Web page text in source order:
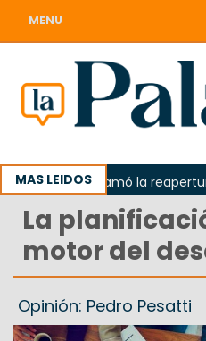
MENU
MAS LEIDOS
Odarda reclamó la reapertura
La
motor del
Opinión: Pedro Pesatti